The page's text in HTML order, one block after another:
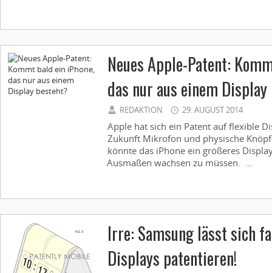
Neues Apple-Patent:
das nur aus einem
REDAKTION 29. AUGUST 2014
Apple hat sich ein Patent auf flexible
Zukunft Mikrofon und physische
könnte das iPhone ein größeres
Ausmaßen wachsen zu müssen. ...
Irre: Samsung lässt sich
Displays patentieren!